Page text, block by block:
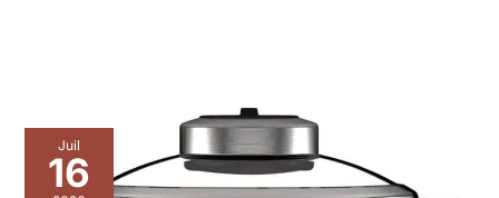
Juil
16
Test
:
magimix